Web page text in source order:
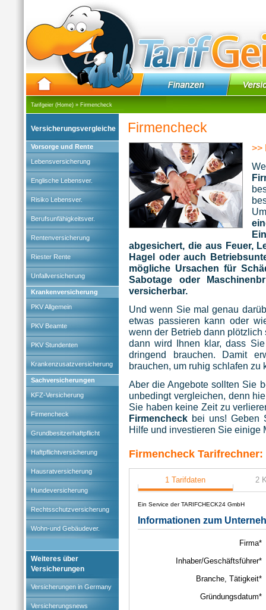
Tarifgeier (Home) » Firmencheck
Versicherungsvergleiche
Vorsorge und Rente
Lebensversicherung
Englische Lebensver.
Risiko Lebensver.
Berufsunfähigkeitsver.
Rentenversicherung
Riester Rente
Unfallversicherung
Krankenversicherung
PKV Allgemein
PKV Beamte
PKV Stundenten
Krankenzusatzversicherung
Sachversicherungen
KFZ-Versicherung
Firmencheck
Grundbesitzerhaftpflicht
Haftpflichtversicherung
Hausratversicherung
Hundeversicherung
Rechtsschutzversicherung
Wohn-und Gebäudever.
Weiteres über
Versicherungen
Versicherungen in Germany
Versicherungsnews
Firmencheck
>>
abgesichert, die aus Feuer,
Hagel oder auch
mögliche Ursachen für
Sabotage oder
versicherbar.
Und wenn Sie mal genau
etwas passieren kann oder
wenn der Betrieb dann
dann wird Ihnen klar, dass
dringend brauchen. Damit
brauchen, um ruhig schlafen zu
Aber die Angebote sollten Sie
unbedingt vergleichen, denn
Sie haben keine Zeit zu
Firmencheck bei uns! Geben
Hilfe und investieren Sie einige
Firmencheck Tarifrechner: